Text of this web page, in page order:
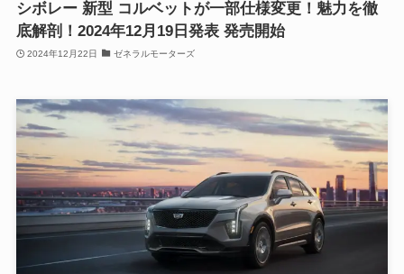
シボレー 新型 コルベットが一部仕様変更！魅力を徹
底解剖！2024年12月19日発表 発売開始
2024年12月22日 ゼネラルモーターズ